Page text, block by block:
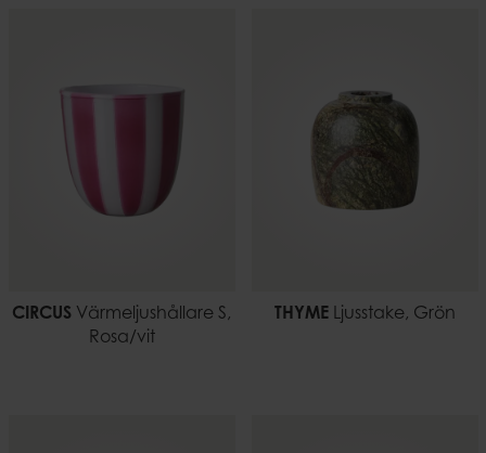
CIRCUS Värmeljushållare S,
Rosa/vit
THYMELjusstake, Grön